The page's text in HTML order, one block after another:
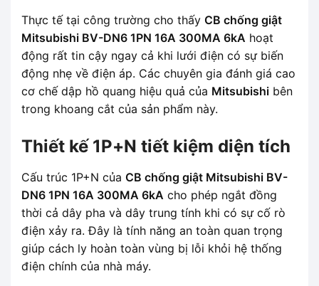
Thực tế tại công trường cho thấy CB chống giật
Mitsubishi BV-DN6 1PN 16A 300MA 6kA hoạt
động rất tin cậy ngay cả khi lưới điện có sự biến
động nhẹ về điện áp. Các chuyên gia đánh giá cao
cơ chế dập hồ quang hiệu quả của Mitsubishi bên
trong khoang cắt của sản phẩm này.
Thiết kế 1P+N tiết kiệm diện tích
Cấu trúc 1P+N của CB chống giật Mitsubishi BV-
DN6 1PN 16A 300MA 6kA cho phép ngắt đồng
thời cả dây pha và dây trung tính khi có sự cố rò
điện xảy ra. Đây là tính năng an toàn quan trọng
giúp cách ly hoàn toàn vùng bị lỗi khỏi hệ thống
điện chính của nhà máy.